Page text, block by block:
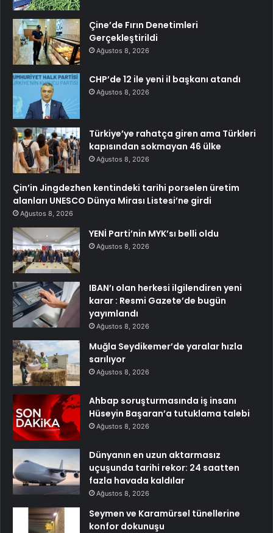
Çine’de Fırın Denetimleri
Gerçekleştirildi
Ağustos 8, 2026
CHP’de 12 ile yeni il başkanı atandı
Ağustos 8, 2026
Türkiye’ye rahatça giren ama Türkleri
kapısından sokmayan 46 ülke
Ağustos 8, 2026
Çin’in Jingdezhen kentindeki tarihi porselen üretim
alanları UNESCO Dünya Mirası Listesi’ne girdi
Ağustos 8, 2026
YENİ Parti’nin MYK’sı belli oldu
Ağustos 8, 2026
IBAN’ı olan herkesi ilgilendiren yeni
karar : Resmi Gazete’de bugün
yayımlandı
Ağustos 8, 2026
Muğla Seydikemer’de yaralar hızla
sarılıyor
Ağustos 8, 2026
Ahbap soruşturmasında iş insanı
Hüseyin Başaran’a tutuklama talebi
Ağustos 8, 2026
Dünyanın en uzun aktarmasız
uçuşunda tarihi rekor: 24 saatten
fazla havada kaldılar
Ağustos 8, 2026
Seymen ve Karamürsel tünellerine
konfor dokunuşu